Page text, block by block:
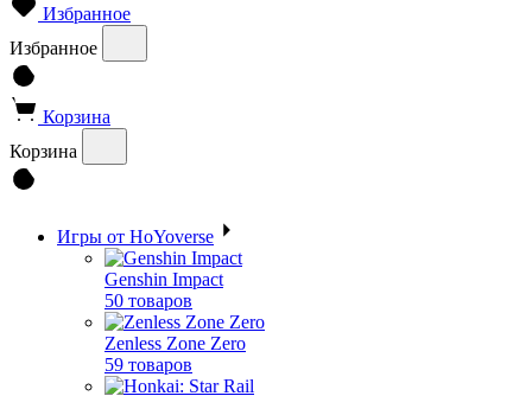
Избранное
Избранное
Корзина
Корзина
Игры от HoYoverse
Genshin Impact
50 товаров
Zenless Zone Zero
59 товаров